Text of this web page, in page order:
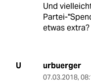
Und
Partei-
etwas extra?
U urbuerger
07.03.2018,